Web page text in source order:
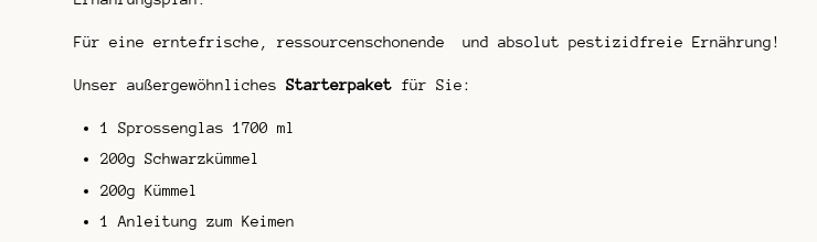
Für eine erntefrische, ressourcenschonende und absolut pestizidfreie Ernährung!
Unser außergewöhnlichesStarterpaket für Sie:
1 Sprossenglas 1700 ml
200g Schwarzkümmel
200g Kümmel
1 Anleitung zum Keimen